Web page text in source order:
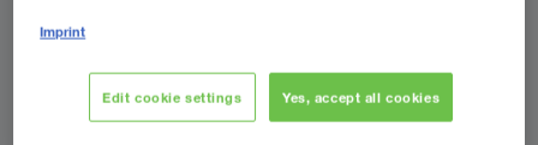
Jetzt anfragen
Imprint
Edit cookie settings Yes, accept all cookies